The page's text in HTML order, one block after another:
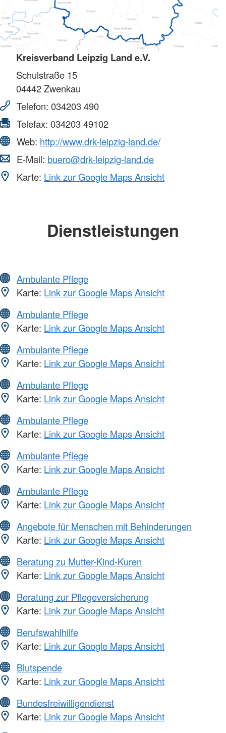
Kreisverband Leipzig Land e.V.
Schulstraße 15
04442Zwenkau
Telefon: 034203 490
Telefax: 034203 49102
Web: http://www.drk-leipzig-land.de/
E-Mail: buero@drk-leipzig-land.de
Karte: Link zur Google Maps Ansicht
Dienstleistungen
Ambulante Pflege
Karte: Link zur Google Maps Ansicht
Ambulante Pflege
Karte: Link zur Google Maps Ansicht
Ambulante Pflege
Karte: Link zur Google Maps Ansicht
Ambulante Pflege
Karte: Link zur Google Maps Ansicht
Ambulante Pflege
Karte: Link zur Google Maps Ansicht
Ambulante Pflege
Karte: Link zur Google Maps Ansicht
Ambulante Pflege
Karte: Link zur Google Maps Ansicht
Angebote für Menschen mit Behinderungen
Karte: Link zur Google Maps Ansicht
Beratung zu Mutter-Kind-Kuren
Karte: Link zur Google Maps Ansicht
Beratung zur Pflegeversicherung
Karte: Link zur Google Maps Ansicht
Berufswahlhilfe
Karte: Link zur Google Maps Ansicht
Blutspende
Karte: Link zur Google Maps Ansicht
Bundesfreiwilligendienst
Karte: Link zur Google Maps Ansicht